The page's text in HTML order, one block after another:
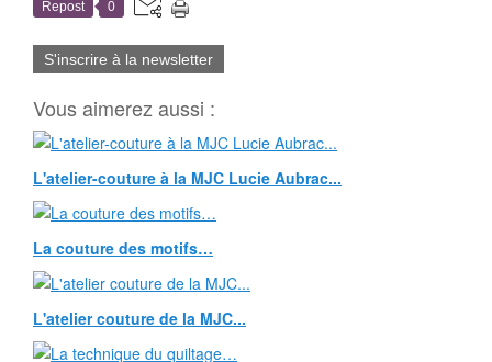
Repost 0
S'inscrire à la newsletter
Vous aimerez aussi :
L'atelier-couture à la MJC Lucie Aubrac...
La couture des motifs…
L'atelier couture de la MJC...